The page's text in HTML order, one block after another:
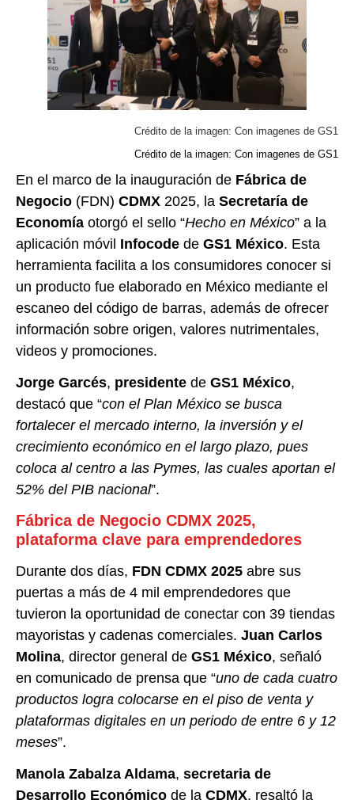
Crédito de la imagen: Con imagenes de GS1
Crédito de la imagen: Con imagenes de GS1
En el marco de la inauguración de Fábrica de
Negocio (FDN) CDMX 2025, la Secretaría de
Economía otorgó el sello “Hecho en México” a la
aplicación móvil Infocode de GS1 México. Esta
herramienta facilita a los consumidores conocer si
un producto fue elaborado en México mediante el
escaneo del código de barras, además de ofrecer
información sobre origen, valores nutrimentales,
videos y promociones.
Jorge Garcés, presidente de GS1 México,
destacó que “con el Plan México se busca
fortalecer el mercado interno, la inversión y el
crecimiento económico en el largo plazo, pues
coloca al centro a las Pymes, las cuales aportan el
52% del PIB nacional”.
Fábrica de Negocio CDMX 2025,
plataforma clave para emprendedores
Durante dos días, FDN CDMX 2025 abre sus
puertas a más de 4 mil emprendedores que
tuvieron la oportunidad de conectar con 39 tiendas
mayoristas y cadenas comerciales. Juan Carlos
Molina, director general de GS1 México, señaló
en comunicado de prensa que “uno de cada cuatro
productos logra colocarse en el piso de venta y
plataformas digitales en un periodo de entre 6 y 12
meses”.
Manola Zabalza Aldama, secretaria de
Desarrollo Económico de la CDMX, resaltó la